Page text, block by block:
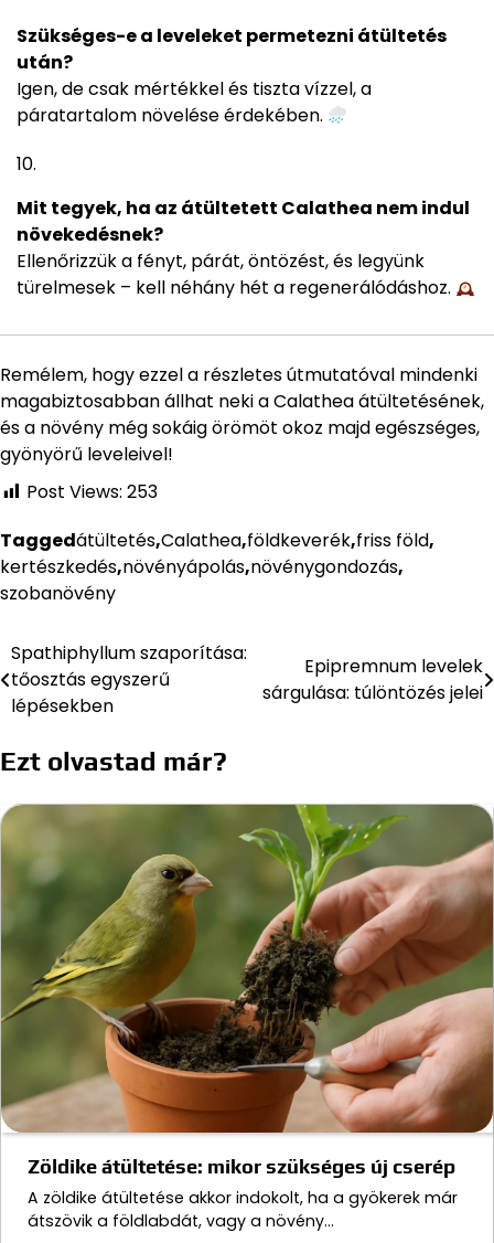
Szükséges-e a leveleket permetezni átültetés
után?
Igen, de csak mértékkel és tiszta vízzel, a
páratartalom növelése érdekében.
Mit tegyek, ha az átültetett Calathea nem indul
növekedésnek?
Ellenőrizzük a fényt, párát, öntözést, és legyünk
türelmesek – kell néhány hét a regenerálódáshoz.
Remélem, hogy ezzel a részletes útmutatóval mindenki
magabiztosabban állhat neki a Calathea átültetésének,
és a növény még sokáig örömöt okoz majd egészséges,
gyönyörű leveleivel!
Post Views: 253
Taggedátültetés,Calathea,földkeverék,friss föld,
kertészkedés,növényápolás,növénygondozás,
szobanövény
Bejegyzés
navigáció
Spathiphyllum szaporítása:
tőosztás egyszerű
lépésekben
Epipremnum levelek
sárgulása: túlöntözés jelei
Ezt olvastad már?
Zöldike átültetése: mikor szükséges új cserép
A zöldike átültetése akkor indokolt, ha a gyökerek már
átszövik a földlabdát, vagy a növény…